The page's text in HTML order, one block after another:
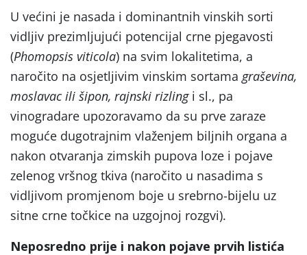
U većini je nasada i dominantnih vinskih sorti
vidljiv prezimljujući potencijal crne pjegavosti
(Phomopsis viticola) na svim lokalitetima, a
naročito na osjetljivim vinskim sortama graševina,
moslavac ili šipon, rajnski rizling i sl., pa
vinogradare upozoravamo da su prve zaraze
moguće dugotrajnim vlaženjem biljnih organa a
nakon otvaranja zimskih pupova loze i pojave
zelenog vršnog tkiva (naročito u nasadima s
vidljivom promjenom boje u srebrno-bijelu uz
sitne crne točkice na uzgojnoj rozgvi).
Neposredno prije i nakon pojave prvih listića